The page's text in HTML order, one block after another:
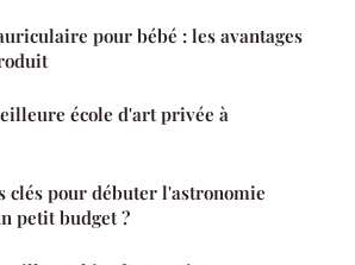
pour bébé : les avantages
école d'art privée à
clés pour débuter l'astronomie
petit budget ?